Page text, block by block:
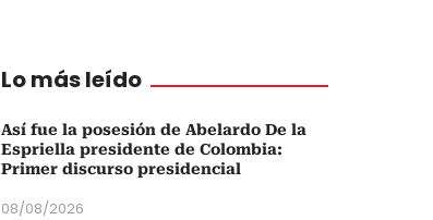
Lo más leído
Así fue la posesión de Abelardo De la
Espriella presidente de Colombia:
Primer discurso presidencial
08/08/2026